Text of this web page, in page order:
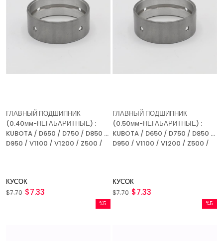
ГЛАВНЫЙ ПОДШИПНИК
(0.40мм-НЕГАБАРИТНЫЕ) :
KUBOTA / D650 / D750 / D850 /
D950 / V1100 / V1200 / Z500 /
КУСОК
$7.33
$7.70
ГЛАВНЫЙ ПОДШИПНИК
(0.50мм-НЕГАБАРИТНЫЕ) :
KUBOTA / D650 / D750 / D850 /
D950 / V1100 / V1200 / Z500 /
КУСОК
$7.33
$7.70
%5
%5